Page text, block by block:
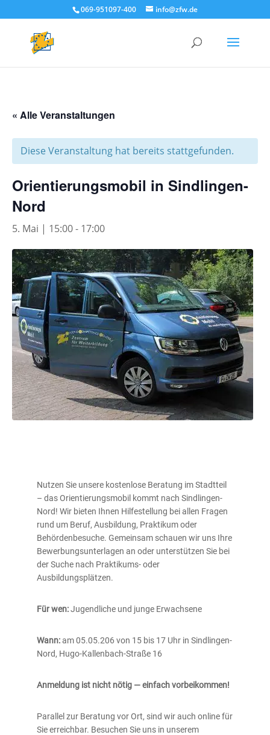
069-951097-400 info@zfw.de
« Alle Veranstaltungen
Diese Veranstaltung hat bereits stattgefunden.
Orientierungsmobil in Sindlingen-
Nord
5. Mai | 15:00- 17:00
Nutzen Sie unsere kostenlose Beratung im Stadtteil
– das Orientierungsmobil kommt nach Sindlingen-
Nord! Wir bieten Ihnen Hilfestellung bei allen Fragen
rund um Beruf, Ausbildung, Praktikum oder
Behördenbesuche. Gemeinsam schauen wir uns Ihre
Bewerbungsunterlagen an oder unterstützen Sie bei
der Suche nach Praktikums- oder
Ausbildungsplätzen.
Für wen:Jugendliche und junge Erwachsene
Wann:am 05.05.206 von 15 bis 17 Uhr in Sindlingen-
Nord, Hugo-Kallenbach-Straße 16
Anmeldung ist nicht nötig — einfach vorbeikommen!
Parallel zur Beratung vor Ort, sind wir auch online für
Sie erreichbar. Besuchen Sie uns in unserem